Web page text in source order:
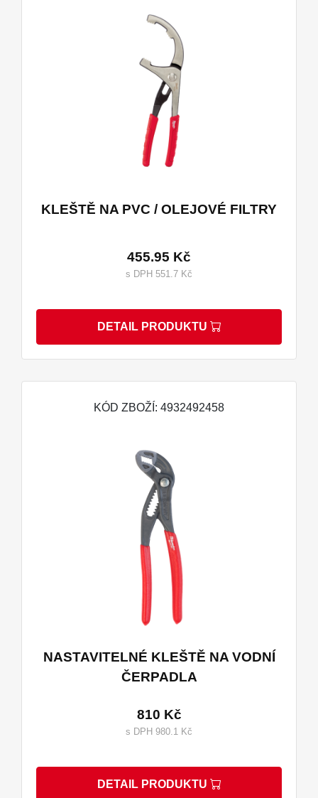
KLEŠTĚ NA PVC / OLEJOVÉ FILTRY
455.95 Kč
s DPH 551.7 Kč
DETAIL PRODUKTU
KÓD ZBOŽÍ: 4932492458
NASTAVITELNÉ KLEŠTĚ NA VODNÍ
ČERPADLA
810 Kč
s DPH 980.1 Kč
DETAIL PRODUKTU